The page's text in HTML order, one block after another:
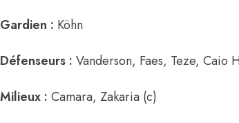
Gardien : Köhn
Défenseurs : Vanderson, Faes, Teze, Caio
Milieux : Camara, Zakaria (c)